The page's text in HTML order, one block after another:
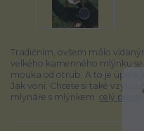
Tradičním, ovšem málo
velkého kamenného mlýnku se
mouka od otrub. A to je úplně
Jak voní. Chcete si také
mlynáře s mlýnkem. celý popis